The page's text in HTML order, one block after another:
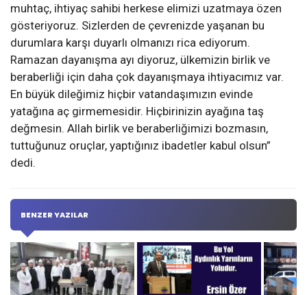
muhtaç, ihtiyaç sahibi herkese elimizi uzatmaya özen
gösteriyoruz. Sizlerden de çevrenizde yaşanan bu
durumlara karşı duyarlı olmanızı rica ediyorum.
Ramazan dayanışma ayı diyoruz, ülkemizin birlik ve
beraberliği için daha çok dayanışmaya ihtiyacımız var.
En büyük dileğimiz hiçbir vatandaşımızın evinde
yatağına aç girmemesidir. Hiçbirinizin ayağına taş
değmesin. Allah birlik ve beraberliğimizi bozmasın,
tuttuğunuz oruçlar, yaptığınız ibadetler kabul olsun”
dedi.
BENZER YAZILAR